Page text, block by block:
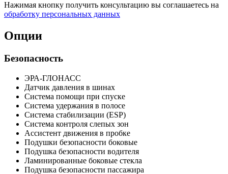
Нажимая кнопку получить консультацию вы соглашаетесь на
обработку персональных данных
Опции
Безопасность
ЭРА-ГЛОНАСС
Датчик давления в шинах
Система помощи при спуске
Система удержания в полосе
Система стабилизации (ESP)
Система контроля слепых зон
Ассистент движения в пробке
Подушки безопасности боковые
Подушка безопасности водителя
Ламинированные боковые стекла
Подушка безопасности пассажира